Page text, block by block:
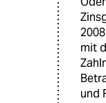
mit
und